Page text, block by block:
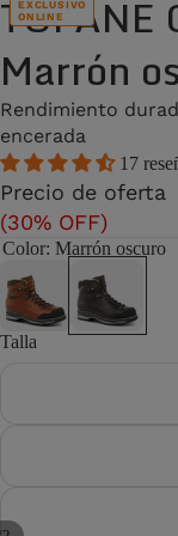
EXCLUSIVO
ONLINE
TOFANE
Marrón
Rendimiento
encerada
17
Precio de oferta
(30% OFF)
Color: Marrón oscuro
Talla